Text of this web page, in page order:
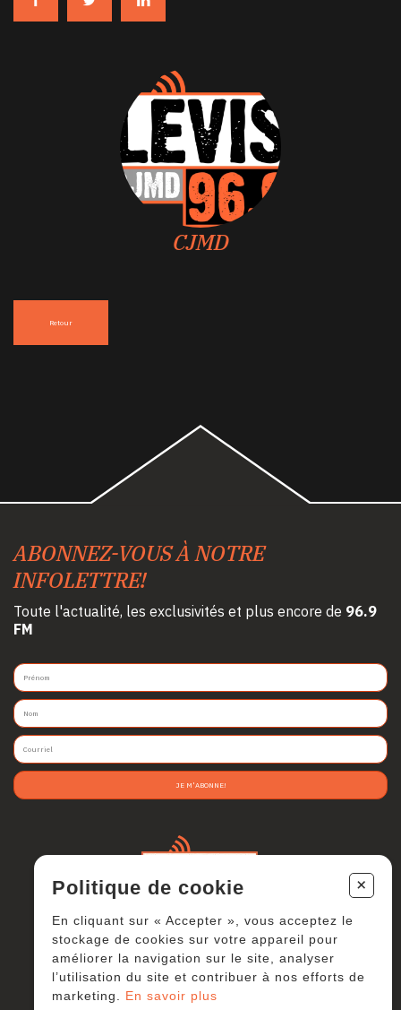
CJMD
Retour
ABONNEZ-VOUS À NOTRE
INFOLETTRE!
Toute l'actualité, les exclusivités et plus encore de 96.9
FM
JE M'ABONNE!
Politique de cookie +
En cliquant sur « Accepter », vous acceptez le
stockage de cookies sur votre appareil pour
améliorer la navigation sur le site, analyser
l’utilisation du site et contribuer à nos efforts de
marketing.
En savoir plus